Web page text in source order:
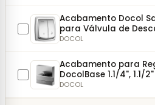
Acabamento Docol
para Válvula de
DOCOL
Acabamento para
DocolBase 1.1/4", 1.1/
DOCOL